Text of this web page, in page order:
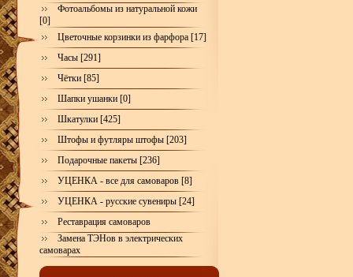
Фотоальбомы из натуральной кожи
[0]
Цветочные корзинки из фарфора [17]
Часы [291]
Чётки [85]
Шапки ушанки [0]
Шкатулки [425]
Штофы и футляры штофы [203]
Подарочные пакеты [236]
УЦЕНКА - все для самоваров [8]
УЦЕНКА - русские сувениры [24]
Реставрация самоваров
Замена ТЭНов в электрических
самоварах